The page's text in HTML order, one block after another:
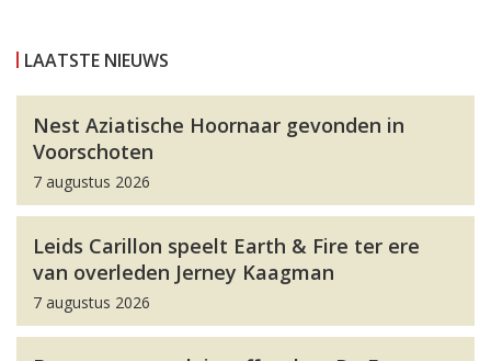
LAATSTE NIEUWS
Nest Aziatische Hoornaar gevonden in
Voorschoten
7 augustus 2026
Leids Carillon speelt Earth & Fire ter ere
van overleden Jerney Kaagman
7 augustus 2026